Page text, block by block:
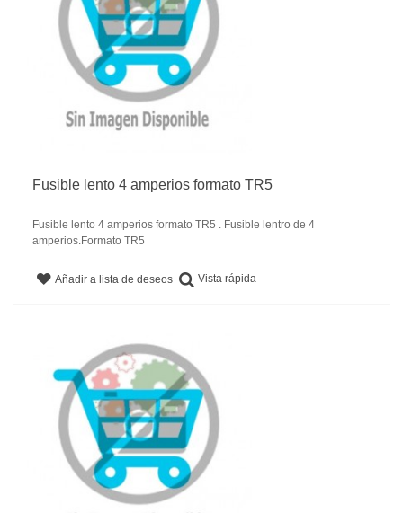
Fusible lento 4 amperios formato TR5
Fusible lento 4 amperios formato TR5 . Fusible lentro de 4
amperios.Formato TR5
Añadir a lista de deseos Vista rápida